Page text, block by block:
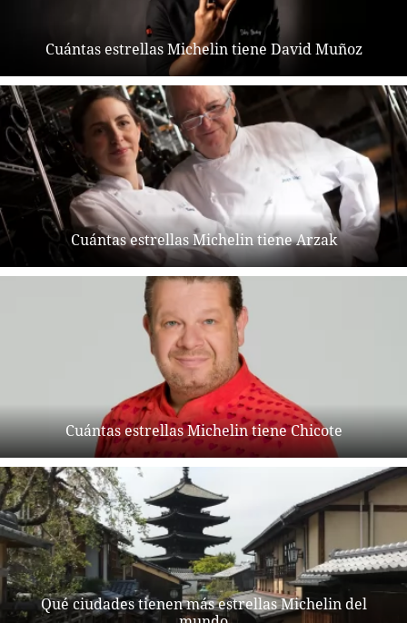
Cuántas estrellas Michelin tiene David Muñoz
Cuántas estrellas Michelin tiene Arzak
Cuántas estrellas Michelin tiene Chicote
Qué ciudades tienen más estrellas Michelin del